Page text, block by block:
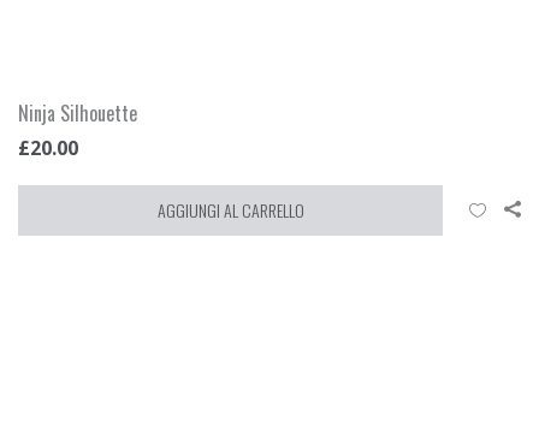
Ninja Silhouette
£20.00
AGGIUNGI AL CARRELLO